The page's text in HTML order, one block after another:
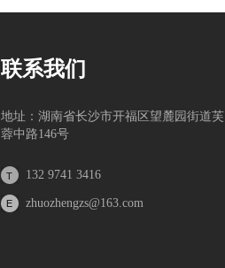
联系我们
地址：湖南省长沙市开福区望麓园街道芙
蓉中路146号
132 9741 3416
zhuozhengzs@163.com